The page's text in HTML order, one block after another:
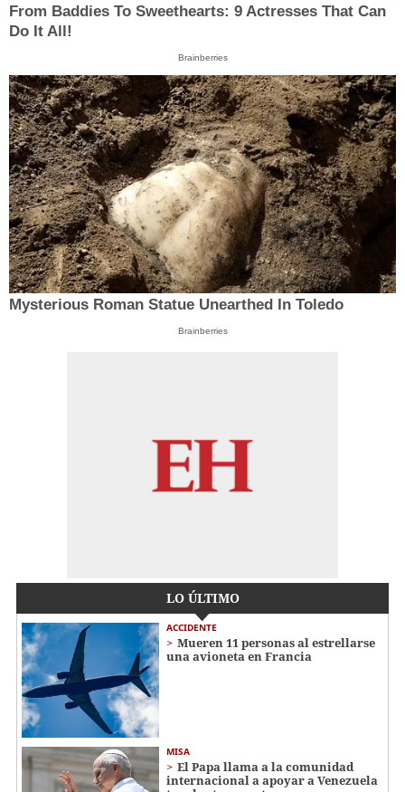
From Baddies To Sweethearts: 9 Actresses That Can
Do It All!
Brainberries
Mysterious Roman Statue Unearthed In Toledo
Brainberries
LO ÚLTIMO
ACCIDENTE
Mueren 11 personas al estrellarse
una avioneta en Francia
MISA
El Papa llama a la comunidad
internacional a apoyar a Venezuela